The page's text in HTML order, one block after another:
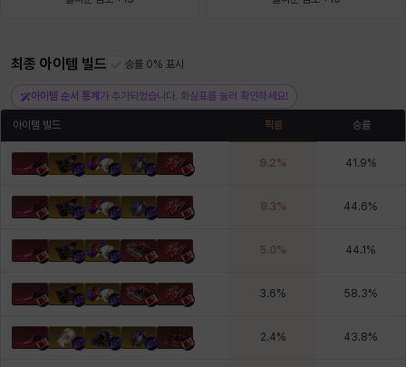
최종 아이템 빌드 승률 0% 표시
아이템 순서 통계 가 추가되었습니다. 화살표를 눌러 확인하세요!
아이템 빌드 픽률 승률
9.2% 41.9%
8.3% 44.6%
5.0% 44.1 %
3.6% 58.3%
2.4% 43.8%